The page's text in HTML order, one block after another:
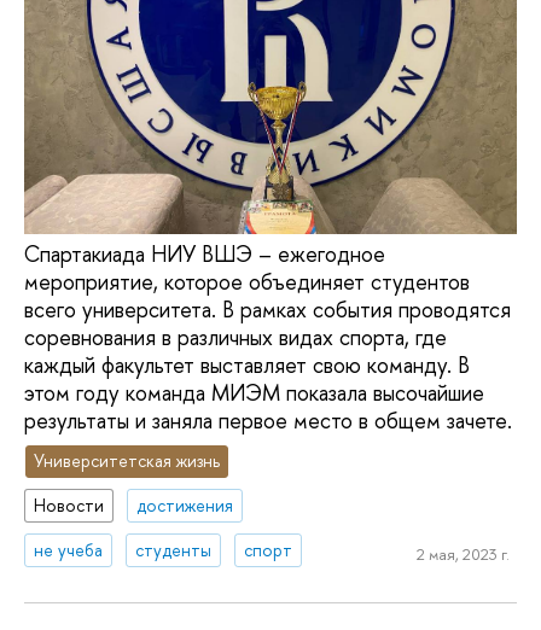
Спартакиада НИУ ВШЭ – ежегодное
мероприятие, которое объединяет студентов
всего университета. В рамках события проводятся
соревнования в различных видах спорта, где
каждый факультет выставляет свою команду. В
этом году команда МИЭМ показала высочайшие
результаты и заняла первое место в общем зачете.
Университетская жизнь
Новости
достижения
не учеба
студенты спорт 2 мая, 2023 г.